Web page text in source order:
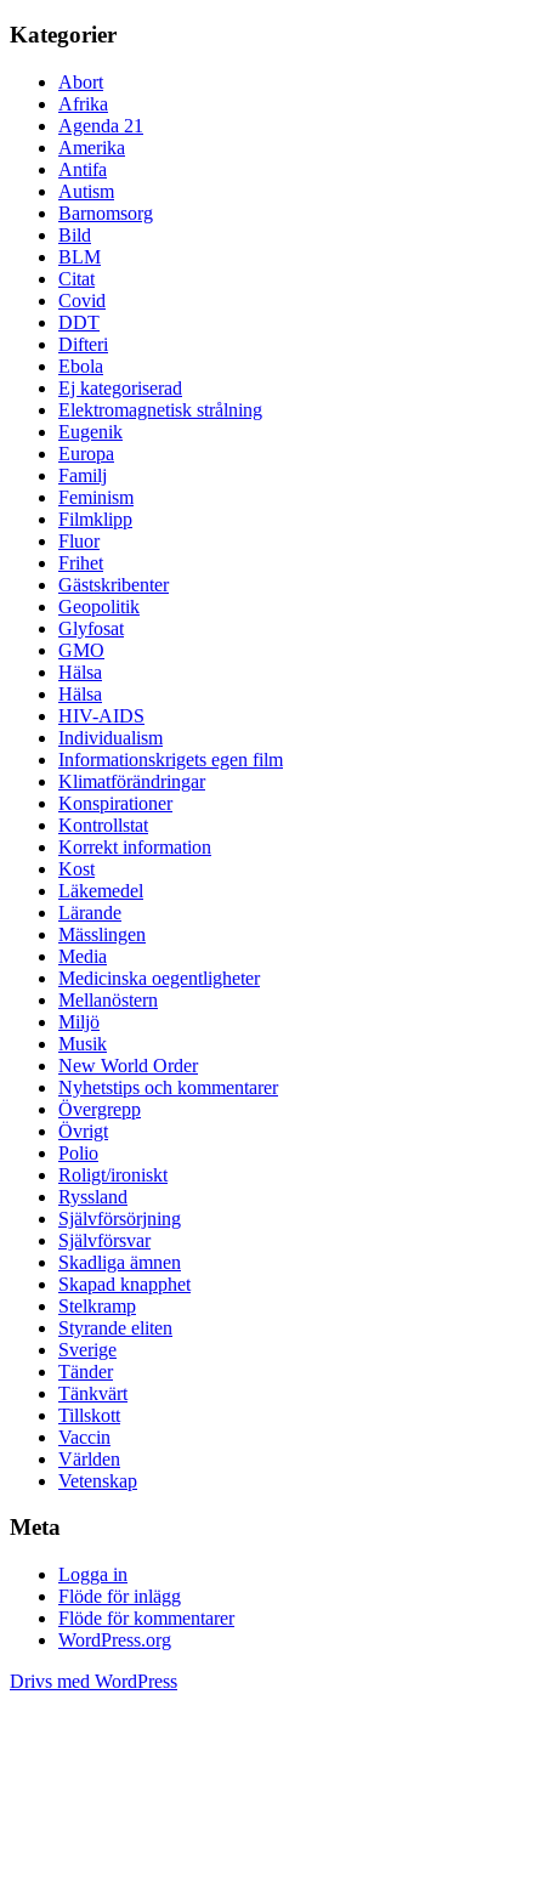
Kategorier
Abort
Afrika
Agenda 21
Amerika
Antifa
Autism
Barnomsorg
Bild
BLM
Citat
Covid
DDT
Difteri
Ebola
Ej kategoriserad
Elektromagnetisk strålning
Eugenik
Europa
Familj
Feminism
Filmklipp
Fluor
Frihet
Gästskribenter
Geopolitik
Glyfosat
GMO
Hälsa
Hälsa
HIV-AIDS
Individualism
Informationskrigets egen film
Klimatförändringar
Konspirationer
Kontrollstat
Korrekt information
Kost
Läkemedel
Lärande
Mässlingen
Media
Medicinska oegentligheter
Mellanöstern
Miljö
Musik
New World Order
Nyhetstips och kommentarer
Övergrepp
Övrigt
Polio
Roligt/ironiskt
Ryssland
Självförsörjning
Självförsvar
Skadliga ämnen
Skapad knapphet
Stelkramp
Styrande eliten
Sverige
Tänder
Tänkvärt
Tillskott
Vaccin
Världen
Vetenskap
Meta
Logga in
Flöde för inlägg
Flöde för kommentarer
WordPress.org
Drivs med WordPress